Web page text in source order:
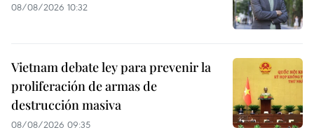
08/08/2026 10:32
Vietnam debate ley para prevenir la
proliferación de armas de
destrucción masiva
08/08/2026 09:35